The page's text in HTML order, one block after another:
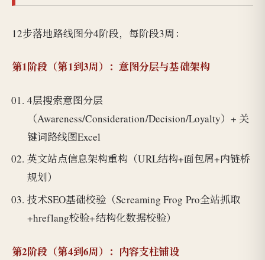
12步落地路线图分4阶段，每阶段3周：
第1阶段（第1到3周）：意图分层与基础架构
4层搜索意图分层
（Awareness/Consideration/Decision/Loyalty）+ 关
键词路线图Excel
英文站点信息架构重构（URL结构+面包屑+内链桥
规划）
技术SEO基础校验（Screaming Frog Pro全站抓取
+hreflang校验+结构化数据校验）
第2阶段（第4到6周）：内容支柱铺设